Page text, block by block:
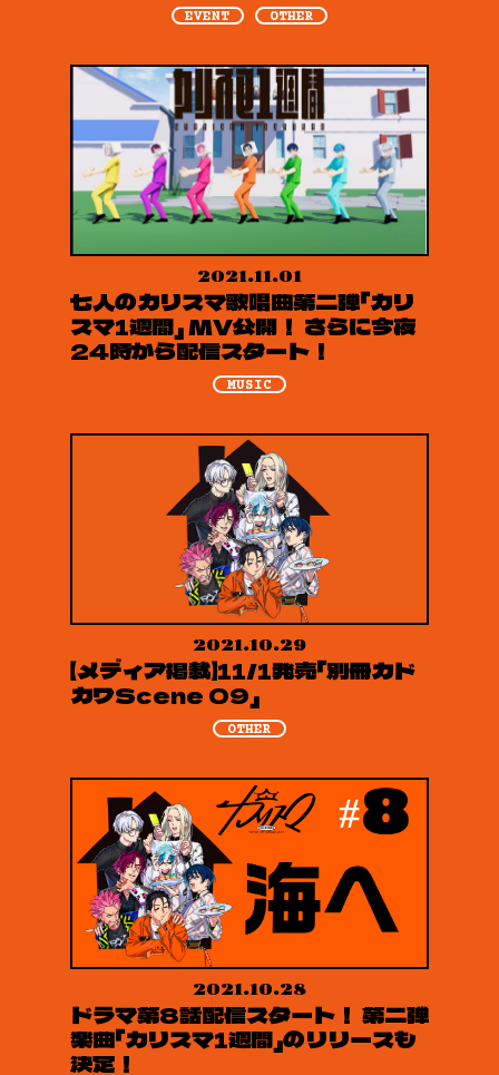
EVENT OTHER
2021.11.01
七人のカリスマ歌唱曲第二弾「カリ
スマ1週間」 MV公開！ さらに今夜
24時から配信スタート！
MUSIC
2021.10.29
【メディア掲載】11/1発売「別冊カド
カワScene 09」
OTHER
2021.10.28
ドラマ第8話配信スタート！ 第二弾
楽曲「カリスマ1週間」のリリースも
決定！